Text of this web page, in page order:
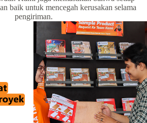
baik untuk mencegah kerusakan selama
pengiriman.